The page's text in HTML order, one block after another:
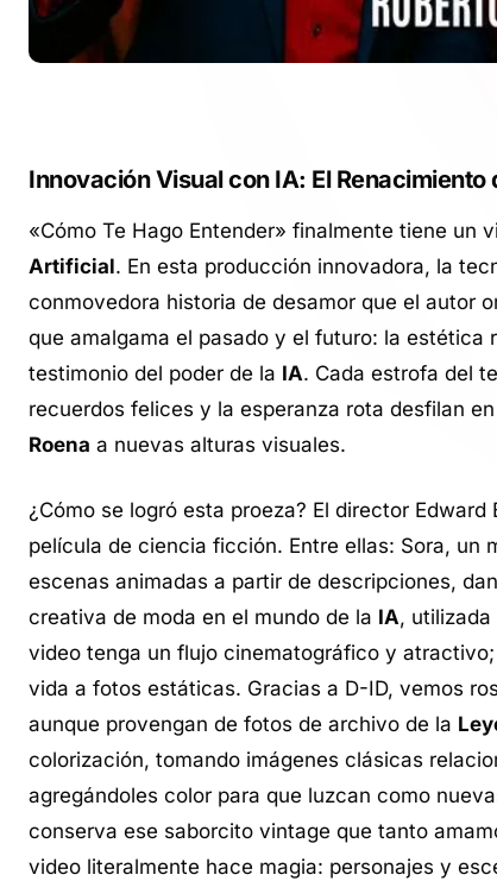
Innovación Visual con IA: El
«Cómo Te Hago Entender» finalmente tiene un
Artificial. En esta producción innovadora, la
conmovedora historia de desamor que el autor
que amalgama el pasado y el futuro: la
testimonio del poder de la IA. Cada estrofa del
recuerdos felices y la esperanza rota desfilan
Roena a nuevas alturas visuales.
¿Cómo se logró esta proeza? El director
película de ciencia ficción. Entre ellas: Sora, un
escenas animadas a partir de descripciones,
creativa de moda en el mundo de la IA,
video tenga un flujo cinematográfico y
vida a fotos estáticas. Gracias a D-ID, vemos
aunque provengan de fotos de archivo de la
colorización, tomando imágenes clásicas
agregándoles color para que luzcan como
conserva ese saborcito vintage que tanto
video literalmente hace magia: personajes y